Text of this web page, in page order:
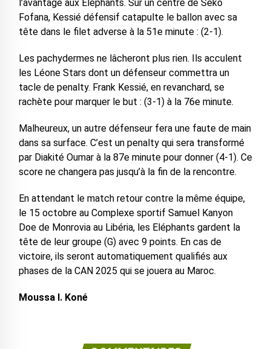
l’avantage aux Eléphants. Sur un centre de Seko
Fofana, Kessié défensif catapulte le ballon avec sa
tête dans le filet adverse à la 51e minute : (2-1).
Les pachydermes ne lâcheront plus rien. Ils acculent
les Léone Stars dont un défenseur commettra un
tacle de penalty. Frank Kessié, en revanchard, se
rachète pour marquer le but : (3-1) à la 76e minute.
Malheureux, un autre défenseur fera une faute de main
dans sa surface. C’est un penalty qui sera transformé
par Diakité Oumar à la 87e minute pour donner (4-1). Ce
score ne changera pas jusqu’à la fin de la rencontre.
En attendant le match retour contre la même équipe,
le 15 octobre au Complexe sportif Samuel Kanyon
Doe de Monrovia au Libéria, les Eléphants gardent la
tête de leur groupe (G) avec 9 points. En cas de
victoire, ils seront automatiquement qualifiés aux
phases de la CAN 2025 qui se jouera au Maroc.
Moussa I. Koné